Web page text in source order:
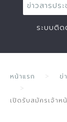
ข่าวสารปร
ระบบติด
หน้าแรก ข่
เปิดรับสมัครเจ้า